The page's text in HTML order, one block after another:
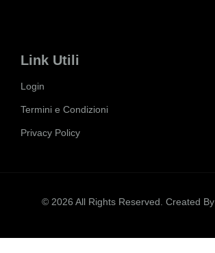
Link Utili
Login
Termini e Condizioni
Privacy Policy
© 2026 All Rights Reserved. Created By